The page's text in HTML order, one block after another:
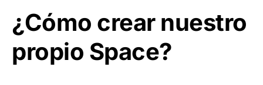
¿Cómo crear nuestro
propio Space?